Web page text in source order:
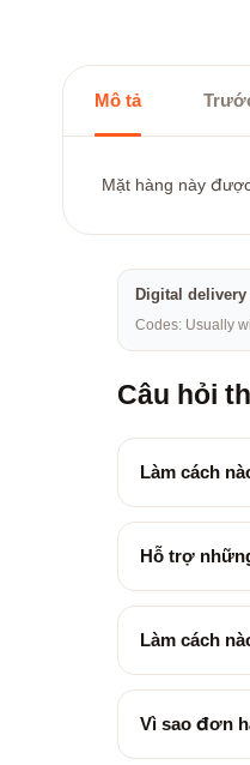
Mô tả
Mặt hàng này
Digital
Codes: Usually
Câu hỏi
Làm cách
Hỗ trợ
Làm cách
Vì sao đơn